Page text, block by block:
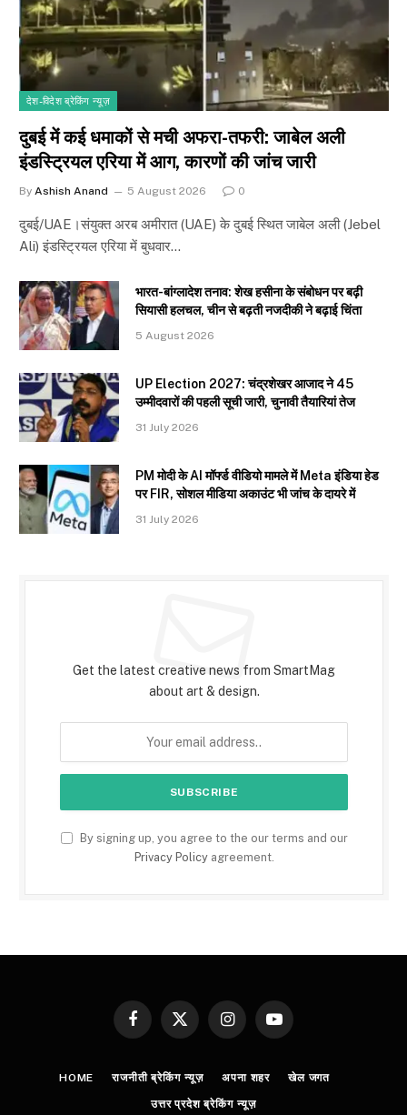
देश-विदेश ब्रेकिंग न्यूज़
दुबई में कई धमाकों से मची अफरा-तफरी: जाबेल अली
इंडस्ट्रियल एरिया में आग, कारणों की जांच जारी
By Ashish Anand 5 August 2026 0
दुबई/UAE।संयुक्त अरब अमीरात (UAE) के दुबई स्थित जाबेल अली (Jebel
Ali) इंडस्ट्रियल एरिया में बुधवार…
भारत-बांग्लादेश तनाव: शेख हसीना के संबोधन पर बढ़ी
सियासी हलचल, चीन से बढ़ती नजदीकी ने बढ़ाई चिंता
5 August 2026
UP Election 2027: चंद्रशेखर आजाद ने 45
उम्मीदवारों की पहली सूची जारी, चुनावी तैयारियां तेज
31 July 2026
PM मोदी के AI मॉर्फ्ड वीडियो मामले में Meta इंडिया हेड
पर FIR, सोशल मीडिया अकाउंट भी जांच के दायरे में
31 July 2026
Get the latest creative news from SmartMag
about art & design.
By signing up, you agree to the our terms and our
Privacy Policyagreement.
Facebook
X
InstagramYouTube
HOME राजनीती ब्रेकिंग न्यूज़ अपना शहर खेल जगत
उत्तर प्रदेश ब्रेकिंग न्यूज़